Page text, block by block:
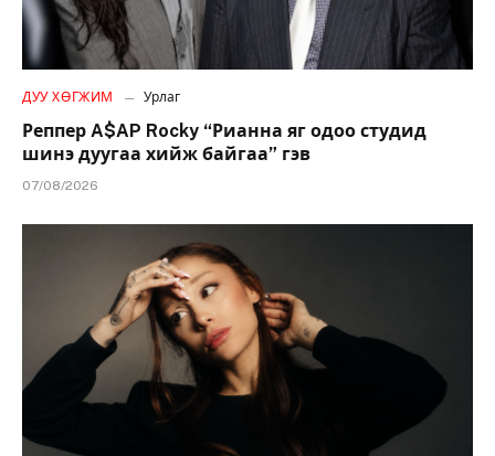
ДУУ ХӨГЖИМ Урлаг
Реппер A$AP Rocky “Рианна яг одоо студид
шинэ дуугаа хийж байгаа” гэв
07/08/2026